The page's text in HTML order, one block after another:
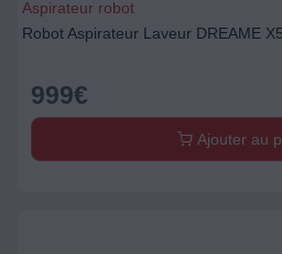
Aspirateur robot
Robot Aspirateur Laveur DREAME
999€
Ajouter au